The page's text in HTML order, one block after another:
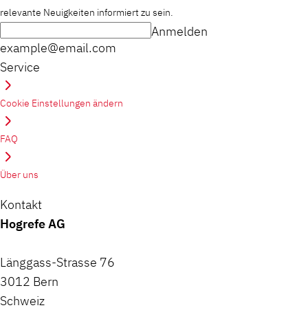
relevante Neuigkeiten informiert zu sein.
example@email.com
Anmelden
Service
Cookie Einstellungen ändern
FAQ
Über uns
Kontakt
Hogrefe AG
Länggass-Strasse 76
3012 Bern
Schweiz